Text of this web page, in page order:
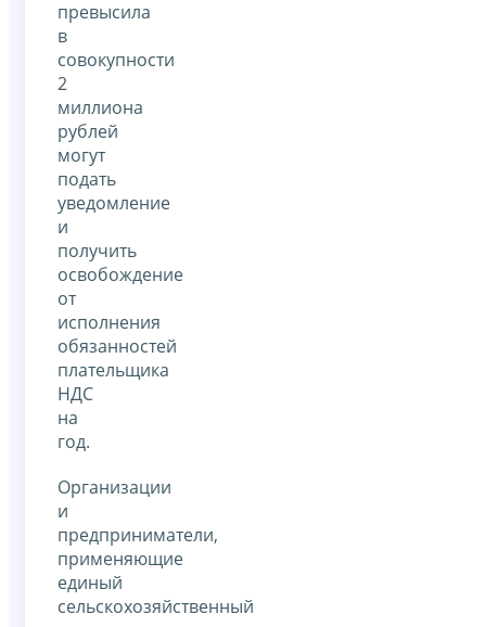
превысила
в
совокупности
2
миллиона
рублей
могут
подать
уведомление
и
получить
освобождение
от
исполнения
обязанностей
плательщика
НДС
на
год.
Организации
и
предприниматели,
применяющие
единый
сельскохозяйственный